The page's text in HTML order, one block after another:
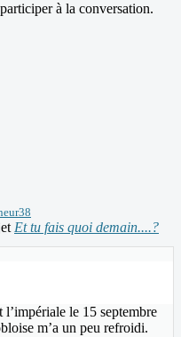
à la conversation.
Et tu fais quoi demain....?
le 15 septembre
m’a un peu refroidi.